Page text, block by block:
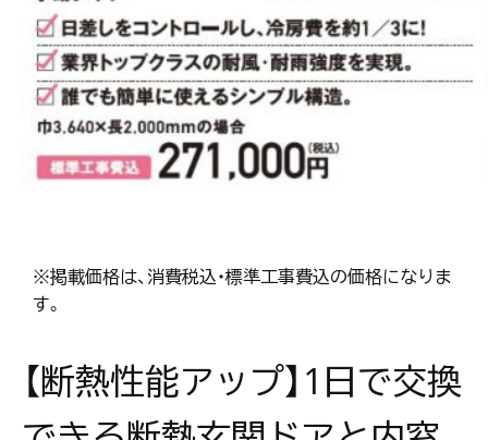
※掲載価格は、消費税込・標準工事費込の価格になりま
す。
【断熱性能アップ】1日で交換